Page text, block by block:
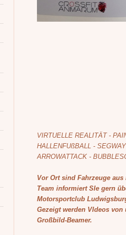
VIRTUELLE REALITÄT -
HALLENFUßBALL -
ARROWATTACK -
Vor Ort sind Fahrzeuge
Team informiert SIe gern
Motorsportclub
Gezeigt werden VIdeos
Großbild-Beamer.